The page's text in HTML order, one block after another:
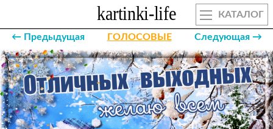
КАТАЛОГ
← Предыдущая ГОЛОСОВЫЕ Следующая →